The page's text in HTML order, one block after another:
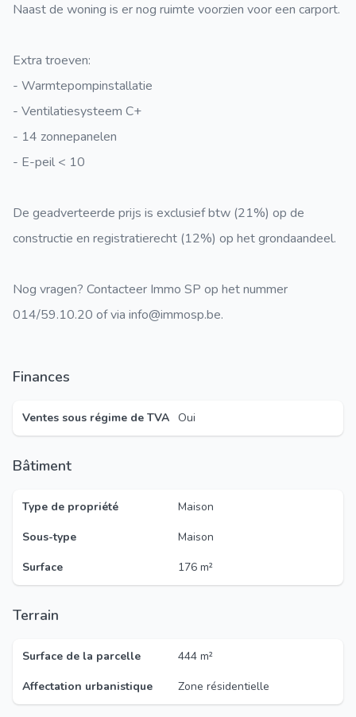
Naast de woning is er nog ruimte voorzien voor een carport.
Extra troeven:
- Warmtepompinstallatie
- Ventilatiesysteem C+
- 14 zonnepanelen
- E-peil < 10
De geadverteerde prijs is exclusief btw (21%) op de
constructie en registratierecht (12%) op het grondaandeel.
Nog vragen? Contacteer Immo SP op het nummer
014/59.10.20 of via info@immosp.be.
Finances
Ventes sous régime de TVA Oui
Bâtiment
Type de propriété
Maison
Sous-type
Maison
Surface
176 m²
Terrain
Surface de la parcelle
444 m²
Affectation urbanistique
Zone résidentielle